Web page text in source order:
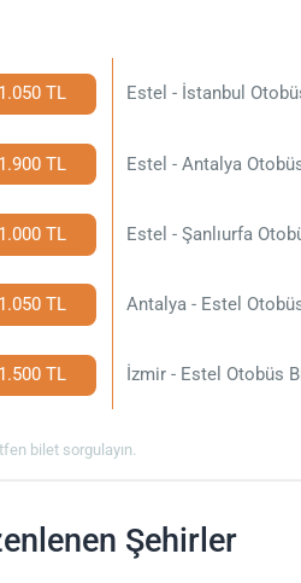
1.050 TL Estel - İstanbul
1.900 TL Estel - Antalya
1.000 TL Estel - Şanlıurfa
1.050 TL Antalya - Estel
1.500 TL İzmir - Estel Otobüs
bilet sorgulayın.
Şehirler